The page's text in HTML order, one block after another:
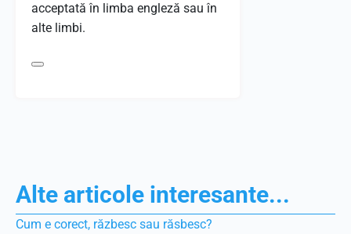
acceptată în limba engleză sau în
alte limbi.
Alte articole interesante...
Cum e corect, răzbesc sau răsbesc?